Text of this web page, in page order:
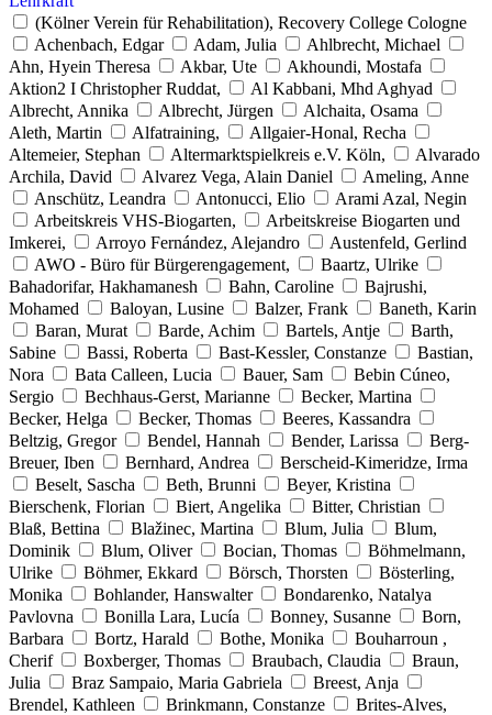
(Kölner Verein für Rehabilitation), Recovery College Cologne
Achenbach, Edgar
Adam, Julia
Ahlbrecht, Michael
Ahn, Hyein Theresa
Akbar, Ute
Akhoundi, Mostafa
Aktion2 I Christopher Ruddat,
Al Kabbani, Mhd Aghyad
Albrecht, Annika
Albrecht, Jürgen
Alchaita, Osama
Aleth, Martin
Alfatraining,
Allgaier-Honal, Recha
Altemeier, Stephan
Altermarktspielkreis e.V. Köln,
Alvarado
Archila, David
Alvarez Vega, Alain Daniel
Ameling, Anne
Anschütz, Leandra
Antonucci, Elio
Arami Azal, Negin
Arbeitskreis VHS-Biogarten,
Arbeitskreise Biogarten und
Imkerei,
Arroyo Fernández, Alejandro
Austenfeld, Gerlind
AWO - Büro für Bürgerengagement,
Baartz, Ulrike
Bahadorifar, Hakhamanesh
Bahn, Caroline
Bajrushi,
Mohamed
Baloyan, Lusine Balzer, Frank
Baneth, Karin
Baran, Murat
Barde, Achim Bartels, Antje
Barth,
Sabine
Bassi, Roberta Bast-Kessler, Constanze
Bastian,
Nora
Bata Calleen, Lucia Bauer, Sam
Bebin Cúneo,
Sergio
Bechhaus-Gerst, Marianne
Becker, Martina
Becker, Helga
Becker, Thomas
Beeres, Kassandra
Beltzig, Gregor
Bendel, Hannah Bender, Larissa
Berg-
Breuer, Iben
Bernhard, Andrea
Berscheid-Kimeridze, Irma
Beselt, Sascha
Beth, Brunni
Beyer, Kristina
Bierschenk, Florian
Biert, Angelika
Bitter, Christian
Blaß, Bettina
Blažinec, Martina Blum, Julia
Blum,
Dominik
Blum, Oliver Bocian, Thomas
Böhmelmann,
Ulrike
Böhmer, Ekkard Börsch, Thorsten
Bösterling,
Monika
Bohlander, Hanswalter
Bondarenko, Natalya
Pavlovna
Bonilla Lara, Lucía Bonney, Susanne
Born,
Barbara
Bortz, Harald Bothe, Monika
Bouharroun ,
Cherif
Boxberger, Thomas Braubach, Claudia
Braun,
Julia
Braz Sampaio, Maria Gabriela
Breest, Anja
Brendel, Kathleen
Brinkmann, Constanze
Brites-Alves,